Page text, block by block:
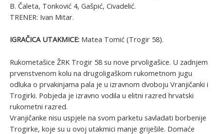
B. Čaleta, Tonković 4, Gašpić, Civadelić.
TRENER: Ivan Mitar.
IGRAČICA UTAKMICE: Matea Tomić (Trogir 58).
Rukometašice ŽRK Trogir 58 su nove prvoligašice. U zadnjem
prvenstvenom kolu na drugoligaškom rukometnom jugu
odluka o prvakinjama pala je u izravnom dvoboju Vranjičanki i
Trogirki. Pobjeda je izravno vodila u elitni razred hrvatski
rukometni razred.
Vranjičanke nisu uspjele na svom parketu savladati borbenije
Trogirke, koje su u ovoj utakmici manje griješile. Domaće